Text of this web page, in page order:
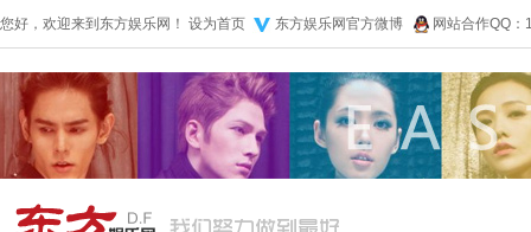
您好，欢迎来到东方娱乐网！ 设为首页 东方娱乐网官方微博 网站合作QQ